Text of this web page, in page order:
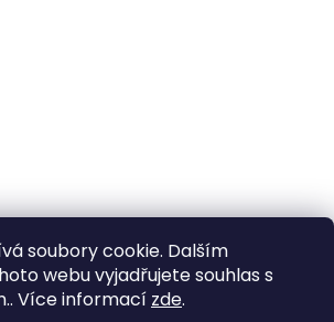
soubory cookie. Dalším
webu vyjadřujete souhlas s
Více informací zde.